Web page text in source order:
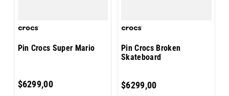
Pin Crocs Super Mario
$6299,00
Pin Crocs Broken
Skateboard
$6299,00